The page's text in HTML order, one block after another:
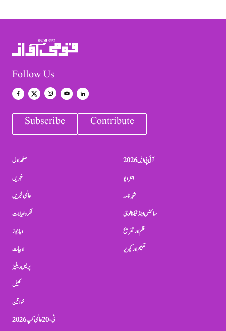
Follow Us
Subscribe Contribute
صفحہ اول
خبریں
عالمی خبریں
فکر و خیالات
ویڈیوز
ادبیات
پریس ریلیز
کھیل
خواتین
ٹی-20 عالمی کپ 2026
آئی پی ایل 2026
انٹرویو
شہرنامہ
سائنس اینڈ ٹیکنالوجی
فلم اور تفریح
تعلیم اور کیریر